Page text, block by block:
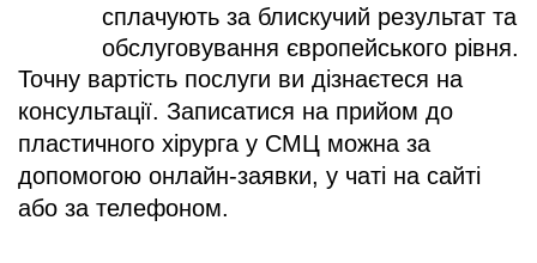
сплачують за блискучий результат та
обслуговування європейського рівня.
Точну вартість послуги ви дізнаєтеся на
консультації. Записатися на прийом до
пластичного хірурга у СМЦ можна за
допомогою онлайн-заявки, у чаті на сайті
або за телефоном.